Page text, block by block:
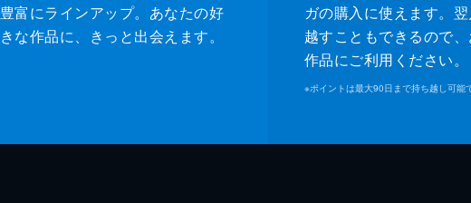
豊富にラインアップ。あなたの好
きな作品に、きっと出会えます。
ガの購入に使えます。
越すこともできるので
作品にご利用ください。
※ポイントは最大90日まで持ち越し可能